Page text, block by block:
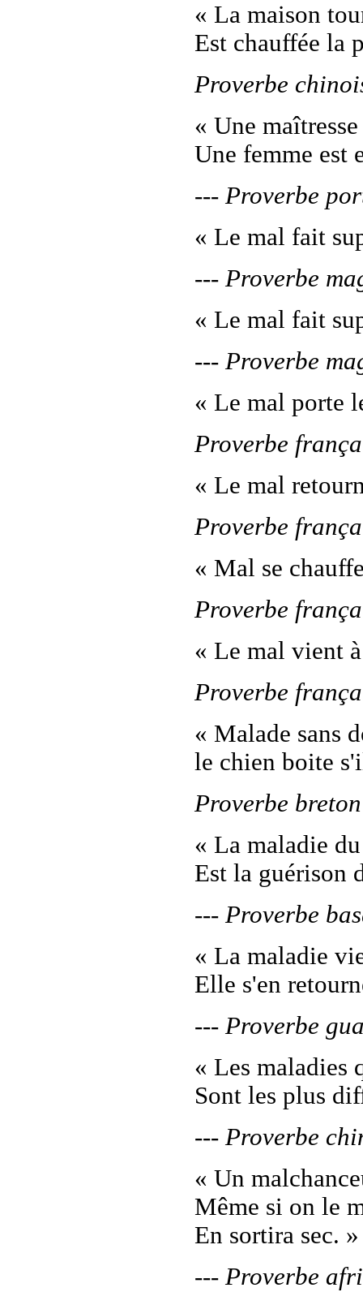
« La maison
Est chauffée la
Proverbe
« Une
Une femme est
--- Proverbe
« Le mal fait
--- Proverbe
« Le mal fait
--- Proverbe
« Le mal porte
Proverbe
« Le mal
Proverbe
« Mal se
Proverbe
« Le mal vient
Proverbe
« Malade sans
le chien boite
Proverbe breton
« La maladie
Est la guérison
--- Proverbe
« La maladie
Elle s'en
--- Proverbe
« Les maladies
Sont les plus
--- Proverbe
« Un
Même si on le
En sortira sec. »
--- Proverbe